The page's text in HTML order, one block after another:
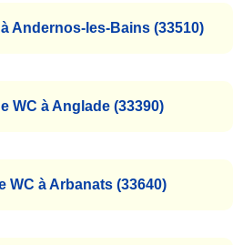
Andernos-les-Bains (33510)
WC à Anglade (33390)
WC à Arbanats (33640)